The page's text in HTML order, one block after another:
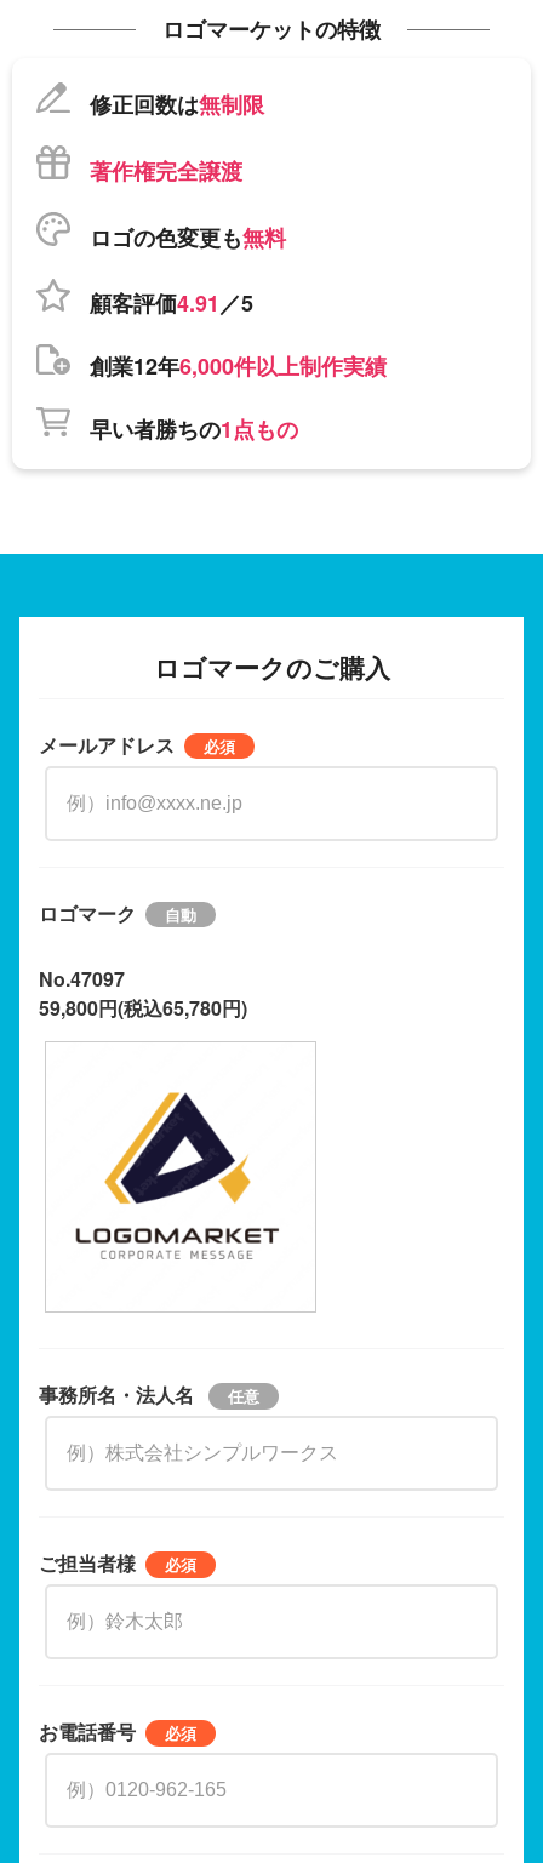
ロゴマーケットの特徴
修正回数は無制限
著作権完全譲渡
ロゴの色変更も無料
顧客評価4.91／5
創業12年6,000件以上制作実績
早い者勝ちの1点もの
ロゴマークのご購入
メールアドレス
ロゴマーク
No.47097
59,800円(税込65,780円)
事務所名・法人名
ご担当者様
お電話番号